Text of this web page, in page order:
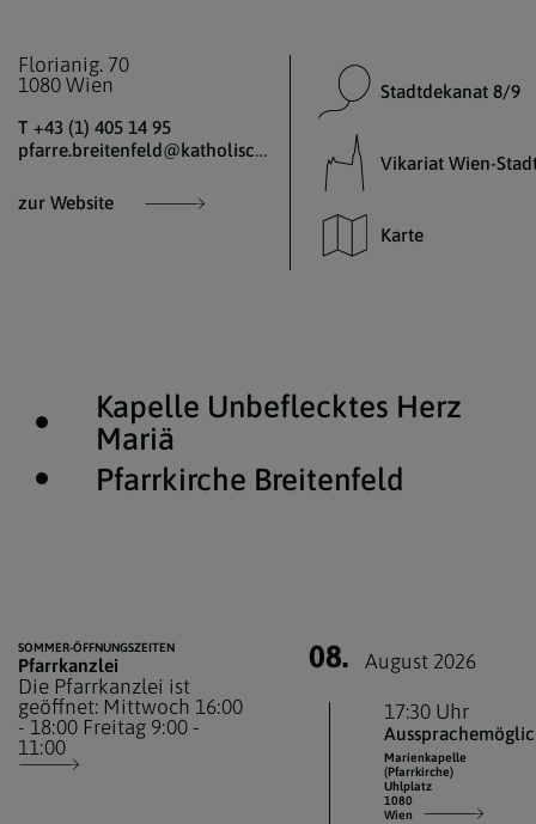
Florianig. 70
1080 Wien
T +43 (1) 405 14 95
pfarre.breitenfeld@katholischekirche.at
zur Website
Stadtdekanat 8/9
Vikariat Wien-
Karte
Kapelle Unbeflecktes Herz
Mariä
Pfarrkirche Breitenfeld
SOMMER-ÖFFNUNGSZEITEN
Pfarrkanzlei
Die Pfarrkanzlei ist
geöffnet: Mittwoch 16:00
- 18:00 Freitag 9:00 -
11:00
08. August 2026
17:30 Uhr
Marienkapelle
(Pfarrkirche)
Uhlplatz
1080
Wien